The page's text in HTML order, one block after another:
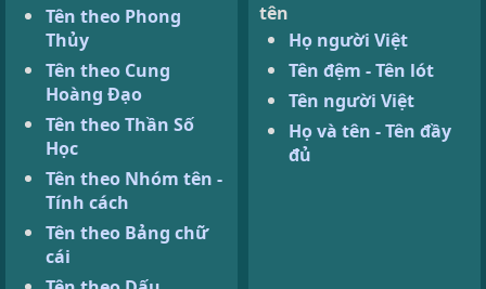
Tên theo Phong
Thủy
Tên theo Cung
Hoàng Đạo
Tên theo Thần Số
Học
Tên theo Nhóm tên -
Tính cách
Tên theo Bảng chữ
cái
tên
Họ người Việt
Tên đệm - Tên lót
Tên người Việt
Họ và tên - Tên đầy
đủ